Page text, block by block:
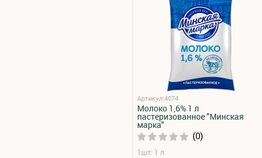
Артикул:4074
Молоко 1,6% 1 л
пастеризованное "Минская
марка"
(0)
1шт: 1 л.